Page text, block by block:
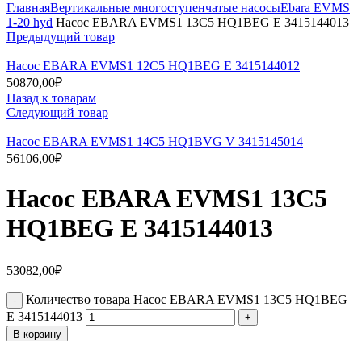
ГлавнаяВертикальные многоступенчатые насосыEbara EVMS
1-20 hyd Насос EBARA EVMS1 13C5 HQ1BEG E 3415144013
Предыдущий товар
Насос EBARA EVMS1 12C5 HQ1BEG E 3415144012
50870,00₽
Назад к товарам
Следующий товар
Насос EBARA EVMS1 14C5 HQ1BVG V 3415145014
56106,00₽
Насос EBARA EVMS1 13C5
HQ1BEG E 3415144013
53082,00₽
Количество товара Насос EBARA EVMS1 13C5 HQ1BEG
E 3415144013
В корзину